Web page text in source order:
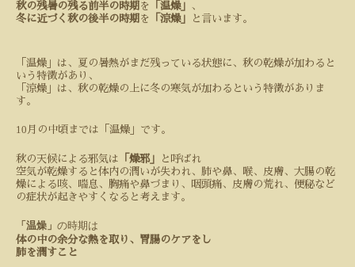
秋の残暑の残る前半の時期 を 「温燥」 、
冬に近づく秋の後半の時期 を 「涼燥」 と言います。
「温燥」は、夏の暑熱がまだ残っている状態に、秋の乾燥が加わると
いう特徴があり、
「涼燥」は、秋の乾燥の上に冬の寒気が加わるという特徴がありま
す。
10 月の中頃までは「温燥」です。
秋の天候による邪気は 「燥邪」
と呼ばれ
空気が乾燥すると体内の潤いが失われ、肺や鼻、喉、皮膚、大腸の乾
燥による咳、喘息、胸痛や鼻づまり、咽頭痛、皮膚の荒れ、便秘など
の症状が起きやすくなると考えます。
「温燥」 の時期は
体の中の余分な熱を取り、胃腸のケアをし
肺を潤すこと